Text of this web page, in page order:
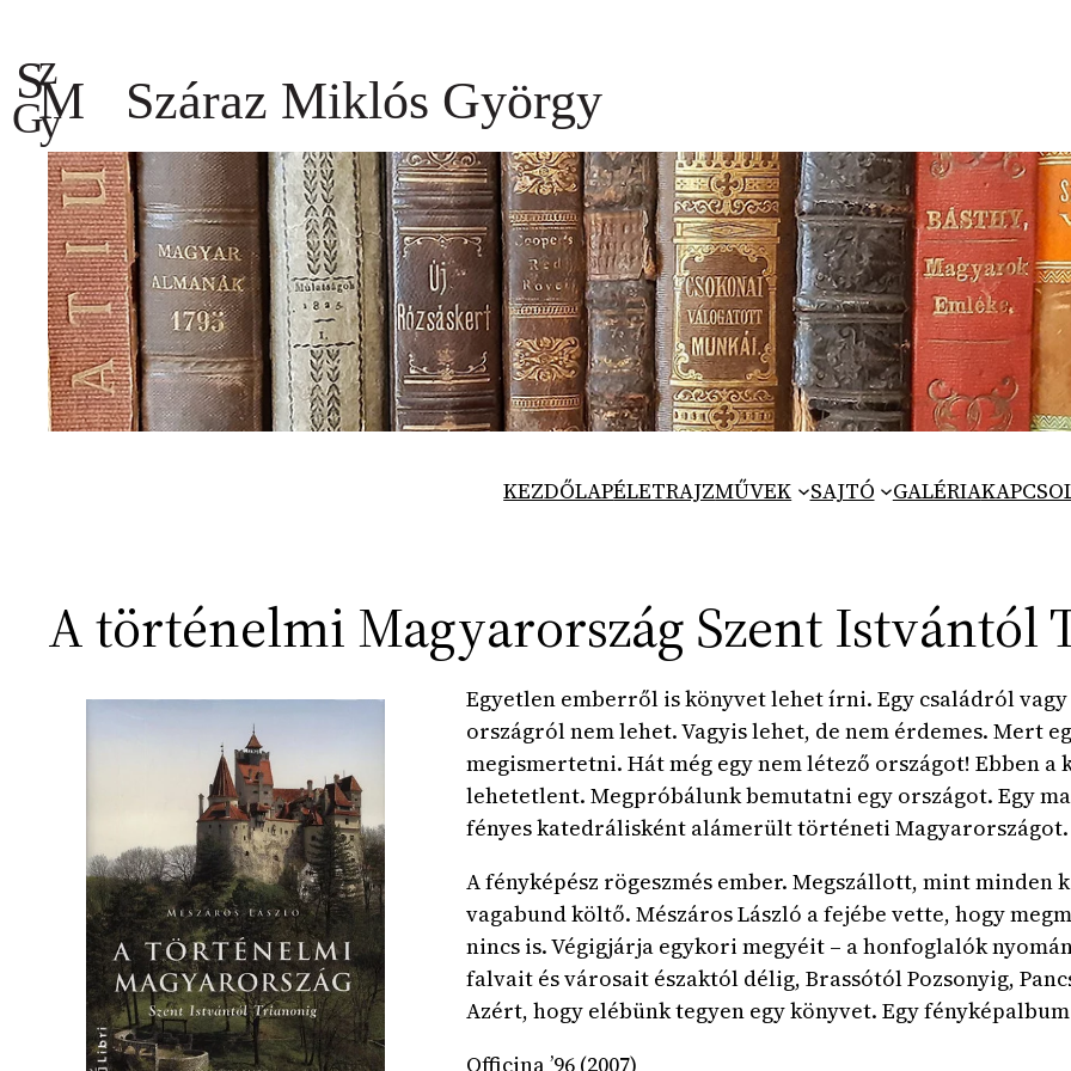
tartalomhoz
KEZDŐLAPÉLETRAJZMŰVEK SAJTÓ GALÉRIA
A történelmi Magyarország Szent Istvántól
Egyetlen emberről is könyvet lehet írni. Egy családról
országról nem lehet. Vagyis lehet, de nem érdemes. Mert
megismertetni. Hát még egy nem létező országot! Ebben a
lehetetlent. Megpróbálunk bemutatni egy országot. Egy
fényes katedrálisként alámerült történeti Magyarországot.
A fényképész rögeszmés ember. Megszállott, mint minden
vagabund költő. Mészáros László a fejébe vette, hogy
nincs is. Végigjárja egykori megyéit – a honfoglalók
falvait és városait északtól délig, Brassótól Pozsonyig,
Azért, hogy elébünk tegyen egy könyvet. Egy
Officina ’96 (2007)